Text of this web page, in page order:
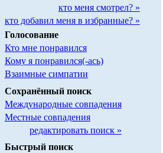
кто меня смотрел? »
кто добавил меня в избранные? »
Голосование
Кто мне понравился
Кому я понравился(-ась)
Взаимные симпатии
Сохранённый поиск
Международные совпадения
Местные совпадения
редактировать поиск »
Быстрый поиск